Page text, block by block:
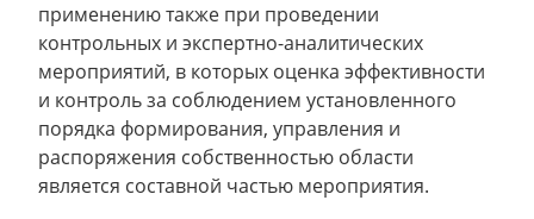
применению также при проведении
контрольных и экспертно-аналитических
мероприятий, в которых оценка эффективности
и контроль за соблюдением установленного
порядка формирования, управления и
распоряжения собственностью области
является составной частью мероприятия.